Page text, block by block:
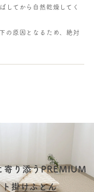
してから自然乾燥してく
の原因となるため、絶対
寄り添うPREMIUM
掛けふとん